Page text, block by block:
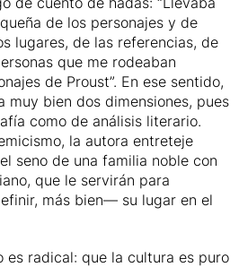
de los personajes y de
lugares, de las referencias, de
que me rodeaban
de Proust”. En ese sentido,
muy bien dos dimensiones, pues
como de análisis literario.
la autora entreteje
seno de una familia noble con
que le servirán para
más bien— su lugar en el
es radical: que la cultura es puro